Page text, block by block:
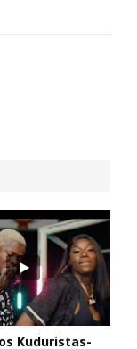
Kuduristas-